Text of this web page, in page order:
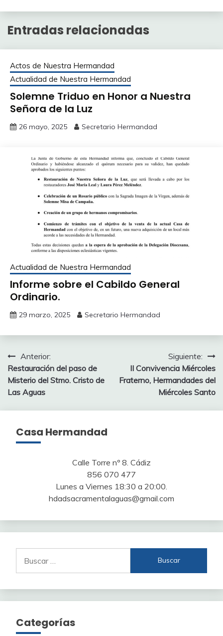
Entradas relacionadas
Actos de Nuestra Hermandad
Actualidad de Nuestra Hermandad
Solemne Triduo en Honor a Nuestra
Señora de la Luz
26 mayo, 2025 Secretario Hermandad
Actualidad de Nuestra Hermandad
Informe sobre el Cabildo General
Ordinario.
29 marzo, 2025 Secretario Hermandad
Navegación
de
entradas
Anterior:
Restauración del paso de
Misterio del Stmo. Cristo de
Las Aguas
Siguiente:
II Convivencia Miércoles
Fraterno, Hermandades del
Miércoles Santo
Casa Hermandad
Calle Torre nº 8. Cádiz
856 070 477
Lunes a Viernes 18:30 a 20:00.
hdadsacramentalaguas@gmail.com
Categorías